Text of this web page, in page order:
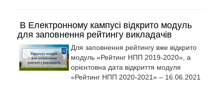
В Електронному кампусі відкрито модуль
для заповнення рейтингу викладачів
Для заповнення рейтингу вже відкрито
модуль «Рейтинг НПП 2019-2020», а
орієнтовна дата відкриття модуля
«Рейтинг НПП 2020-2021» – 16.06.2021